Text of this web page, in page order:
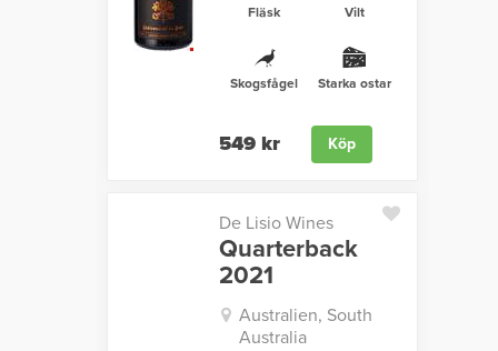
Fläsk Vilt
Skogsfågel Starka ostar
549 kr Köp
De Lisio Wines
Quarterback
2021
Australien, South
Australia